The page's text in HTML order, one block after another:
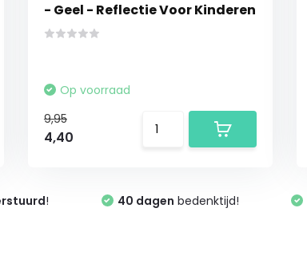
- Geel - Reflectie Voor Kinderen
Op voorraad
9,95
4,40
! 40 dagen bedenktijd!